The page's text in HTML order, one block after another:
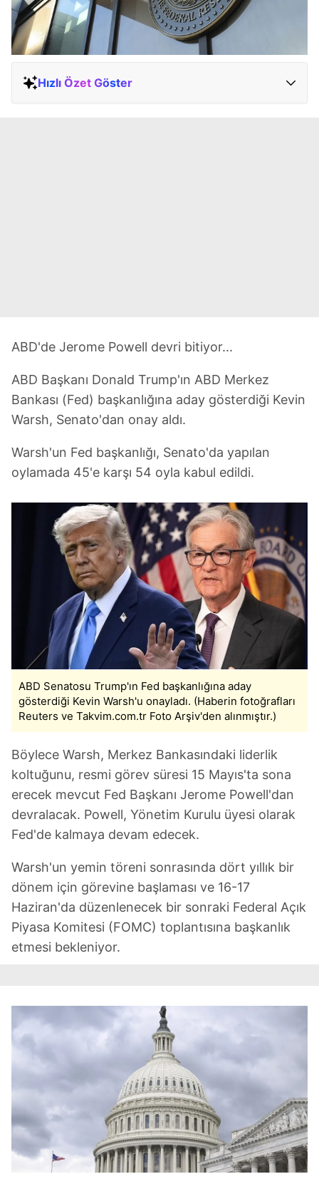
Hızlı Özet Göster
ABD'de Jerome Powell devri bitiyor...
ABD Başkanı Donald Trump'ın ABD Merkez
Bankası (Fed) başkanlığına aday gösterdiği Kevin
Warsh, Senato'dan onay aldı.
Warsh'un Fed başkanlığı, Senato'da yapılan
oylamada 45'e karşı 54 oyla kabul edildi.
ABD Senatosu Trump'ın Fed başkanlığına aday
gösterdiği Kevin Warsh'u onayladı. (Haberin fotoğrafları
Reuters ve Takvim.com.tr Foto Arşiv'den alınmıştır.)
Böylece Warsh, Merkez Bankasındaki liderlik
koltuğunu, resmi görev süresi 15 Mayıs'ta sona
erecek mevcut Fed Başkanı Jerome Powell'dan
devralacak. Powell, Yönetim Kurulu üyesi olarak
Fed'de kalmaya devam edecek.
Warsh'un yemin töreni sonrasında dört yıllık bir
dönem için görevine başlaması ve 16-17
Haziran'da düzenlenecek bir sonraki Federal Açık
Piyasa Komitesi (FOMC) toplantısına başkanlık
etmesi bekleniyor.